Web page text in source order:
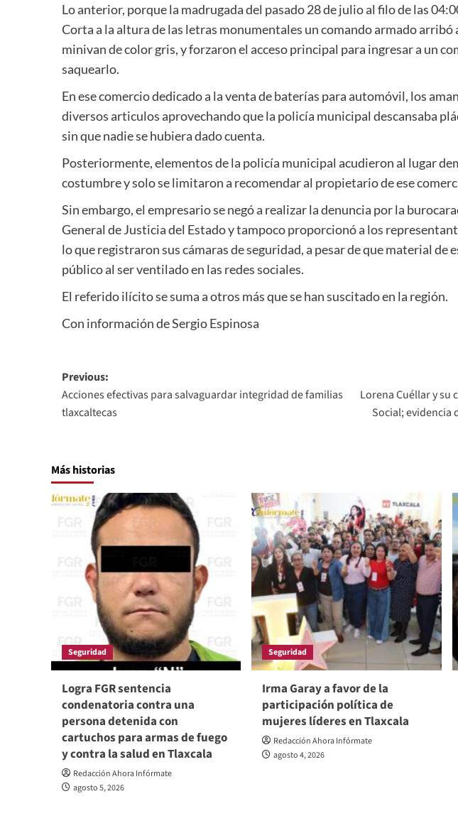
Lo anterior, porque la madrugada del pasado 28 de julio al filo de las
Corta a la altura de las letras monumentales un comando armado arribó
minivan de color gris, y forzaron el acceso principal para ingresar a un
saquearlo.
En ese comercio dedicado a la venta de baterías para automóvil, los
diversos articulos aprovechando que la policía municipal descansaba
sin que nadie se hubiera dado cuenta.
Posteriormente, elementos de la policía municipal acudieron al lugar
costumbre y solo se limitaron a recomendar al propietario de ese
Sin embargo, el empresario se negó a realizar la denuncia por la
General de Justicia del Estado y tampoco proporcionó a los
lo que registraron sus cámaras de seguridad, a pesar de que material de
público al ser ventilado en las redes sociales.
El referido ilícito se suma a otros más que se han suscitado en la región.
Con información de Sergio Espinosa
Post
navigation
Previous:
Acciones efectivas para salvaguardar integridad de familias
tlaxcaltecas
Lorena Cuéllar y
Social; evidencia
Más historias
Seguridad
Logra FGR sentencia
condenatoria contra una
persona detenida con
cartuchos para armas de fuego
y contra la salud en Tlaxcala
Redacción Ahora Infórmate
agosto 5, 2026
Seguridad
Irma Garay a favor de la
participación política de
mujeres líderes en Tlaxcala
Redacción Ahora Infórmate
agosto 4, 2026